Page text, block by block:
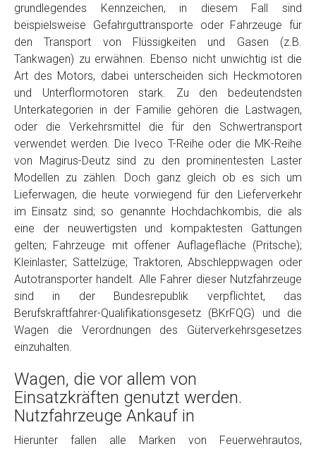
Telefon
Email
PLZ und Ort
Foto Nr. 1
Foto Nr. 2
Foto Nr. 3
Sonstiges
grundlegendes Kennzeichen, in diesem Fall sind
beispielsweise Gefahrguttransporte oder Fahrzeuge für
den Transport von Flüssigkeiten und Gasen (z.B.
Tankwagen) zu erwähnen. Ebenso nicht unwichtig ist die
Art des Motors, dabei unterscheiden sich Heckmotoren
und Unterflormotoren stark. Zu den bedeutendsten
Unterkategorien in der Familie gehören die Lastwagen,
oder die Verkehrsmittel die für den Schwertransport
verwendet werden. Die Iveco T-Reihe oder die MK-Reihe
von Magirus-Deutz sind zu den prominentesten Laster
Modellen zu zählen. Doch ganz gleich ob es sich um
Lieferwagen, die heute vorwiegend für den Lieferverkehr
im Einsatz sind; so genannte Hochdachkombis, die als
eine der neuwertigsten und kompaktesten Gattungen
gelten; Fahrzeuge mit offener Auflagefläche (Pritsche);
Kleinlaster; Sattelzüge; Traktoren, Abschleppwagen oder
Autotransporter handelt. Alle Fahrer dieser Nutzfahrzeuge
sind in der Bundesrepublik verpflichtet, das
Berufskraftfahrer-Qualifikationsgesetz (BKrFQG) und die
Wagen die Verordnungen des Güterverkehrsgesetzes
einzuhalten.
Wagen, die vor allem von
Einsatzkräften genutzt werden.
Nutzfahrzeuge Ankauf in
Hierunter fallen alle Marken von Feuerwehrautos,